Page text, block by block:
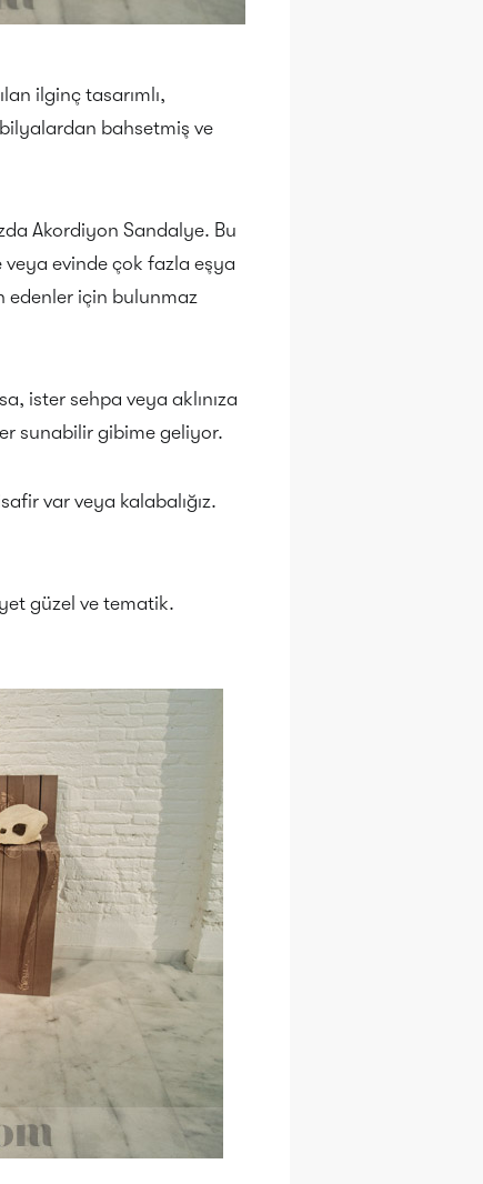
ilginç tasarımlı,
bahsetmiş ve
Akordiyon Sandalye. Bu
veya evinde çok fazla eşya
edenler için bulunmaz
ister sehpa veya aklınıza
sunabilir gibime geliyor.
var veya kalabalığız.
güzel ve tematik.